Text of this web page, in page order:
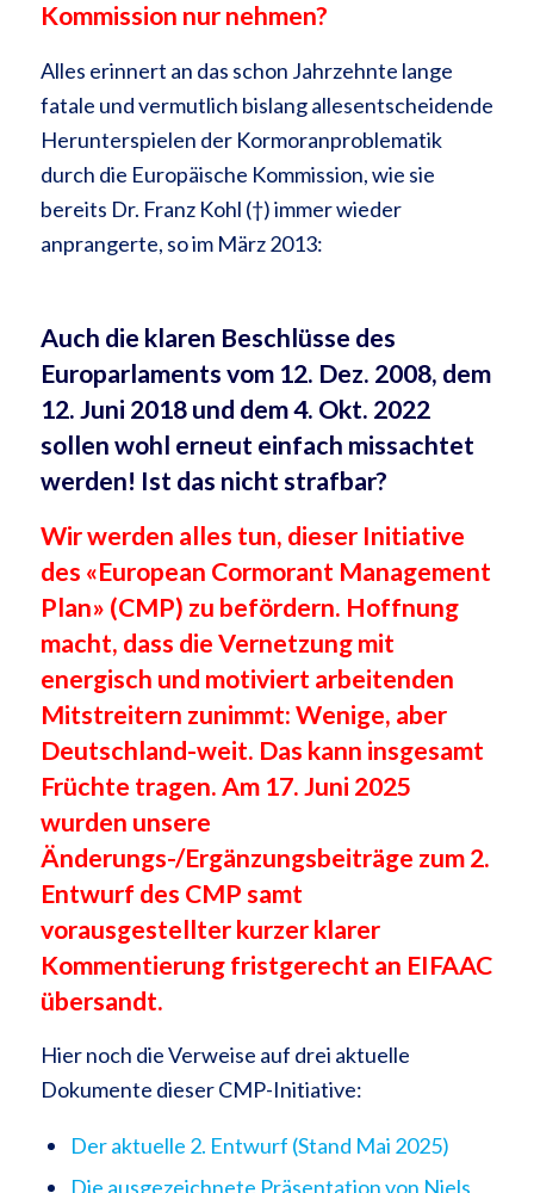
Kommission nur nehmen?
Alles erinnert an das schon Jahrzehnte lange
fatale und vermutlich bislang allesentscheidende
Herunterspielen der Kormoranproblematik
durch die Europäische Kommission, wie sie
bereits Dr. Franz Kohl (†) immer wieder
anprangerte, so im März 2013:
Auch die klaren Beschlüsse des
Europarlaments vom 12. Dez. 2008, dem
12. Juni 2018 und dem 4. Okt. 2022
sollen wohl erneut einfach missachtet
werden! Ist das nicht strafbar?
Wir werden alles tun, dieser Initiative
des «European Cormorant Management
Plan» (CMP) zu befördern. Hoffnung
macht, dass die Vernetzung mit
energisch und motiviert arbeitenden
Mitstreitern zunimmt: Wenige, aber
Deutschland-weit. Das kann insgesamt
Früchte tragen. Am 17. Juni 2025
wurden unsere
Änderungs-/Ergänzungsbeiträge zum 2.
Entwurf des CMP samt
vorausgestellter kurzer klarer
Kommentierung fristgerecht an EIFAAC
übersandt.
Hier noch die Verweise auf drei aktuelle
Dokumente dieser CMP-Initiative:
Der aktuelle 2. Entwurf (Stand Mai 2025)
Die ausgezeichnete Präsentation von Niels